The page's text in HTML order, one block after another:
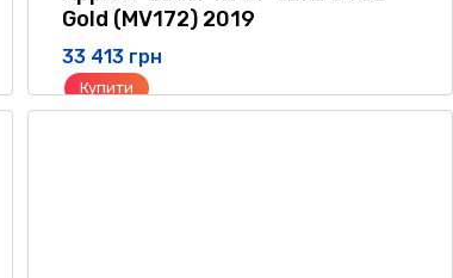
Gold (MV172) 2019
33 413 грн
Купити